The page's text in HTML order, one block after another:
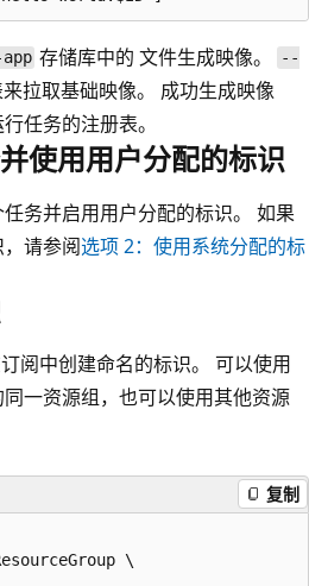
存储库中的文件生成映像。
--
拉取基础映像。 成功生成映像
任务的注册表。
使用用户分配的标识
务并启用用户分配的标识。 如果
请参阅选项 2：使用系统分配的标
阅中创建命名的标识。 可以使用
一资源组，也可以使用其他资源
复制
\